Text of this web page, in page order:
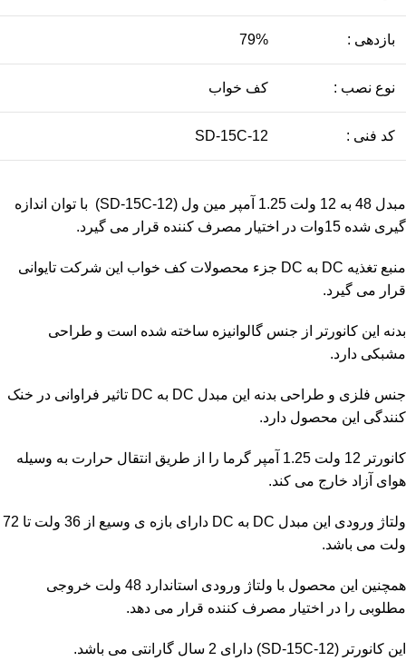
بازدهی : 79%
نوع نصب : کف خواب
کد فنی : SD-15C-12
مبدل 48 به 12 ولت 1.25 آمپر مین ول (SD-15C-12) با توان اندازه
گیری شده 15وات در اختیار مصرف کننده قرار می گیرد.
منبع تغذیه DC به DC جزء محصولات کف خواب این شرکت تایوانی
قرار می گیرد.
بدنه این کانورتر
از جنس گالوانیزه ساخته شده است و طراحی
مشبکی دارد.
جنس فلزی و طراحی بدنه این مبدل DC به DC تاثیر فراوانی در خنک
کنندگی این محصول دارد.
کانورتر 12 ولت 1.25 آمپر گرما را از طریق انتقال حرارت به وسیله
هوای آزاد خارج می کند.
ولتاژ ورودی این مبدل DC به DC دارای بازه ی وسیع از 36 ولت تا 72
ولت می باشد.
همچنین این محصول با ولتاژ ورودی استاندارد 48 ولت خروجی
مطلوبی را در اختیار مصرف کننده قرار می دهد.
این کانورتر (SD-15C-12) دارای 2 سال گارانتی می باشد.